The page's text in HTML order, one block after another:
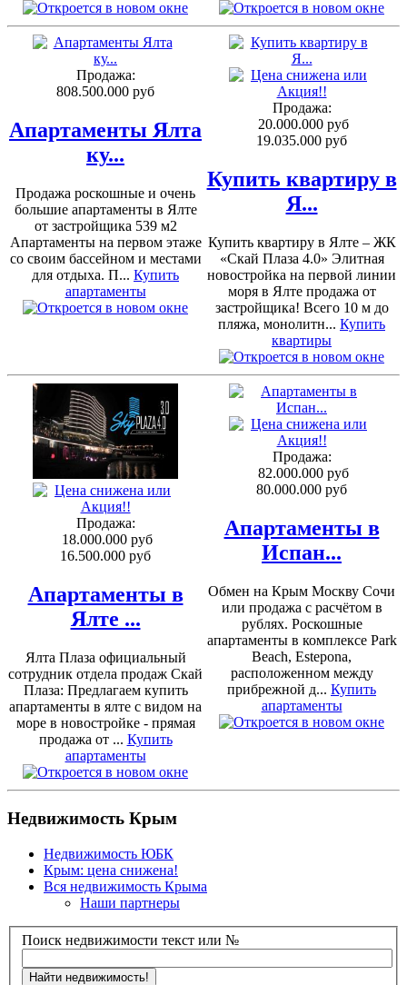
Продажа:
808.500.000 руб
Апартаменты Ялта
ку...
Продажа роскошные и очень
большие апартаменты в Ялте
от застройщика 539 м2
Апартаменты на первом этаже
со своим бассейном и местами
для отдыха. П... Купить
апартаменты
Продажа:
20.000.000 руб
19.035.000 руб
Купить квартиру в
Я...
Купить квартиру в Ялте – ЖК
«Скай Плаза 4.0» Элитная
новостройка на первой линии
моря в Ялте продажа от
застройщика! Всего 10 м до
пляжа, монолитн... Купить
квартиры
Продажа:
18.000.000 руб
16.500.000 руб
Апартаменты в
Ялте ...
Ялта Плаза официальный
сотрудник отдела продаж Скай
Плаза: Предлагаем купить
апартаменты в ялте с видом на
море в новостройке - прямая
продажа от ... Купить
апартаменты
Продажа:
82.000.000 руб
80.000.000 руб
Апартаменты в
Испан...
Обмен на Крым Москву Сочи
или продажа с расчётом в
рублях. Роскошные
апартаменты в комплексе Park
Beach, Estepona,
расположенном между
прибрежной д... Купить
апартаменты
Недвижимость Крым
Недвижимость ЮБК
Крым: цена снижена!
Вся недвижимость Крыма
Наши партнеры
Поиск недвижимости текст или №